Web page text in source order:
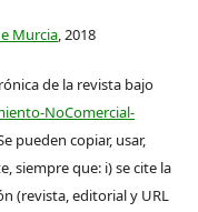
Murcia, 2018
de la revista bajo
NoComercial-
pueden copiar, usar,
siempre que: i) se cite la
(revista, editorial y URL